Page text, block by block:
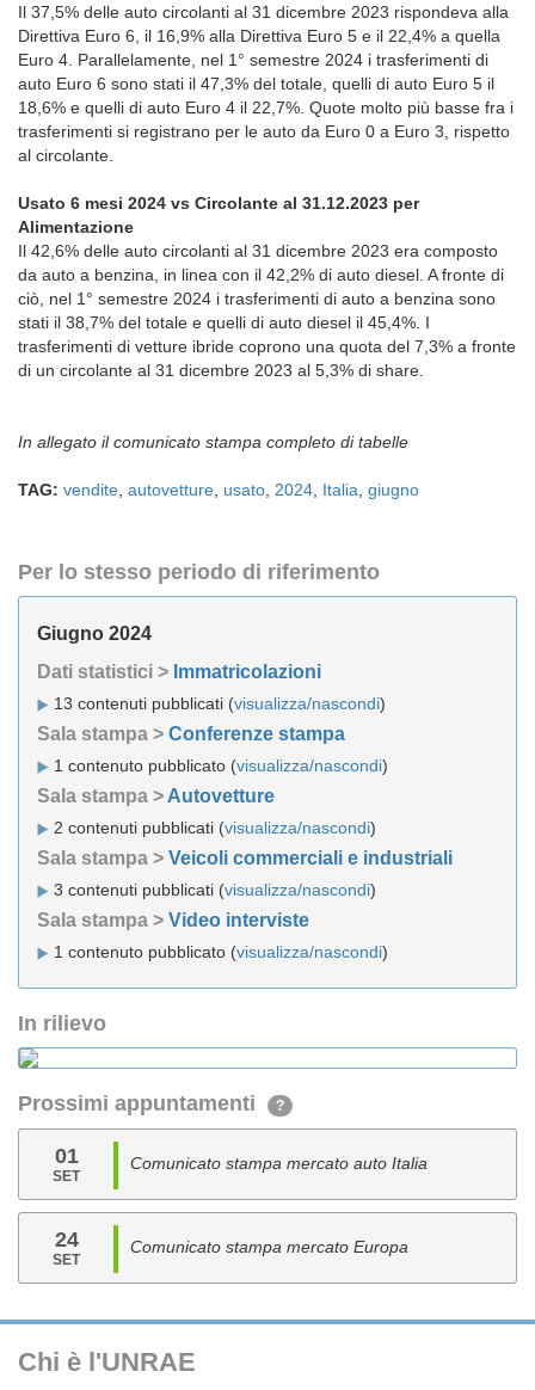
Il 37,5% delle auto circolanti al 31 dicembre 2023 rispondeva alla
Direttiva Euro 6, il 16,9% alla Direttiva Euro 5 e il 22,4% a quella
Euro 4. Parallelamente, nel 1° semestre 2024 i trasferimenti di
auto Euro 6 sono stati il 47,3% del totale, quelli di auto Euro 5 il
18,6% e quelli di auto Euro 4 il 22,7%. Quote molto più basse fra i
trasferimenti si registrano per le auto da Euro 0 a Euro 3, rispetto
al circolante.
Usato 6 mesi 2024 vs Circolante al 31.12.2023 per
Alimentazione
Il 42,6% delle auto circolanti al 31 dicembre 2023 era composto
da auto a benzina, in linea con il 42,2% di auto diesel. A fronte di
ciò, nel 1° semestre 2024 i trasferimenti di auto a benzina sono
stati il 38,7% del totale e quelli di auto diesel il 45,4%. I
trasferimenti di vetture ibride coprono una quota del 7,3% a fronte
di un circolante al 31 dicembre 2023 al 5,3% di share.
In allegato il comunicato stampa completo di tabelle
TAG: vendite autovetture usato 2024 Italia giugno
Per lo stesso periodo di riferimento
Giugno 2024
Dati statistici > Immatricolazioni
13 contenuti pubblicati (visualizza/nascondi)
Sala stampa > Conferenze stampa
1 contenuto pubblicato (visualizza/nascondi)
Sala stampa > Autovetture
2 contenuti pubblicati (visualizza/nascondi)
Sala stampa > Veicoli commerciali e industriali
3 contenuti pubblicati (visualizza/nascondi)
Sala stampa > Video interviste
1 contenuto pubblicato (visualizza/nascondi)
In rilievo
Prossimi appuntamenti ?
01
SET
Comunicato stampa mercato auto Italia
24
SET
Comunicato stampa mercato Europa
Chi è l'UNRAE